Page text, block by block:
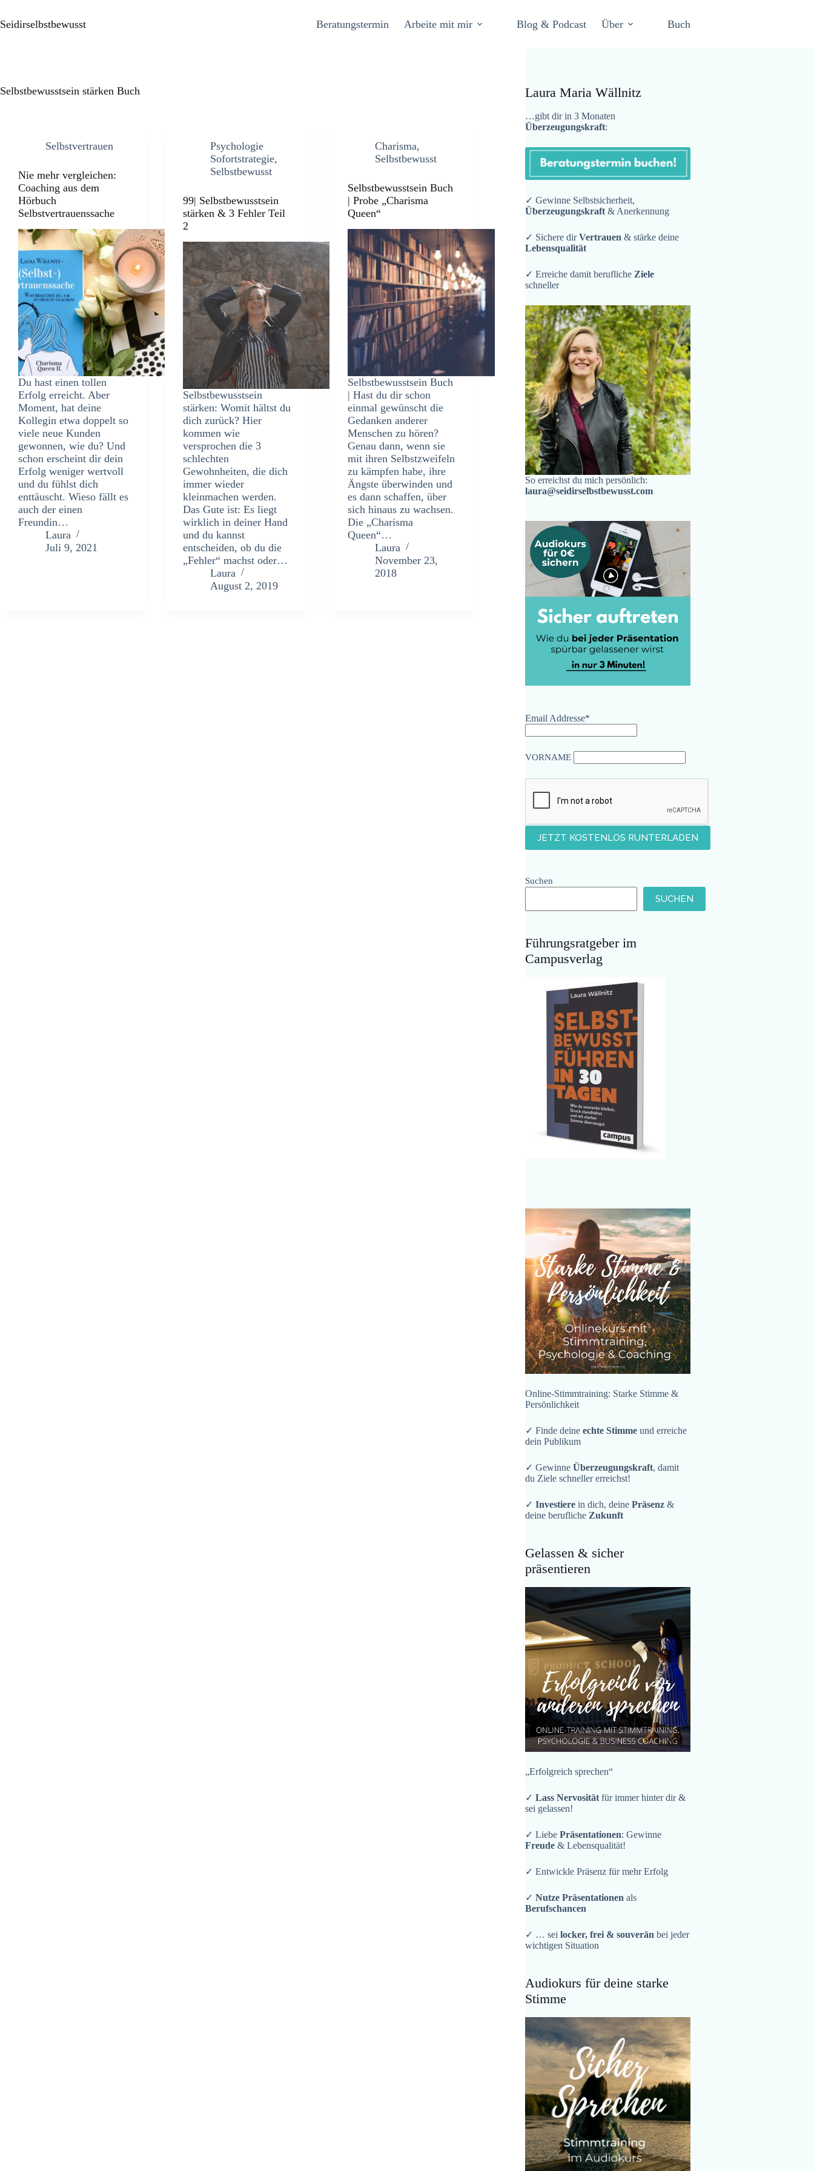
Seidirselbstbewusst Beratungstermin Arbeite mit mir Blog & Podcast Über Buch
Selbstbewusstsein stärken Buch
Selbstvertrauen
Nie mehr vergleichen:
Coaching aus dem
Hörbuch
Selbstvertrauenssache
Du hast einen tollen
Erfolg erreicht. Aber
Moment, hat deine
Kollegin etwa doppelt so
viele neue Kunden
gewonnen, wie du? Und
schon erscheint dir dein
Erfolg weniger wertvoll
und du fühlst dich
enttäuscht. Wieso fällt es
auch der einen
Freundin…
Laura
Juli 9, 2021
Psychologie
Sofortstrategie,
Selbstbewusst
99| Selbstbewusstsein
stärken & 3 Fehler Teil
2
Selbstbewusstsein
stärken: Womit hältst du
dich zurück? Hier
kommen wie
versprochen die 3
schlechten
Gewohnheiten, die dich
immer wieder
kleinmachen werden.
Das Gute ist: Es liegt
wirklich in deiner Hand
und du kannst
entscheiden, ob du die
„Fehler“ machst oder…
Laura
August 2, 2019
Charisma,
Selbstbewusst
Selbstbewusstsein Buch
| Probe „Charisma
Queen“
Selbstbewusstsein Buch
| Hast du dir schon
einmal gewünscht die
Gedanken anderer
Menschen zu hören?
Genau dann, wenn sie
mit ihren Selbstzweifeln
zu kämpfen habe, ihre
Ängste überwinden und
es dann schaffen, über
sich hinaus zu wachsen.
Die „Charisma
Queen“…
Laura
November 23,
2018
Laura Maria Wällnitz
…gibt dir in 3 Monaten
Überzeugungskraft:
✓ Gewinne Selbstsicherheit,
Überzeugungskraft & Anerkennung
✓ Sichere dirVertrauen & stärke deine
Lebensqualität
✓ Erreiche damit berufliche Ziele
schneller
So erreichst du mich persönlich:
laura@seidirselbstbewusst.com
Email Addresse*
VORNAME
Suchen
SUCHEN
Führungsratgeber im
Campusverlag
Online-Stimmtraining: Starke Stimme &
Persönlichkeit
✓ Finde deineechte Stimme und erreiche
dein Publikum
✓ GewinneÜberzeugungskraft, damit
du Ziele schneller erreichst!
✓Investiere in dich, deinePräsenz &
deine berufliche Zukunft
Gelassen & sicher
präsentieren
„Erfolgreich sprechen“
✓Lass Nervosität für immer hinter dir &
sei gelassen!
✓ LiebePräsentationen: Gewinne
Freude & Lebensqualität!
✓ Entwickle Präsenz für mehr Erfolg
✓Nutze Präsentationenals
Berufschancen
✓ … seilocker, frei & souverän bei jeder
wichtigen Situation
Audiokurs für deine starke
Stimme